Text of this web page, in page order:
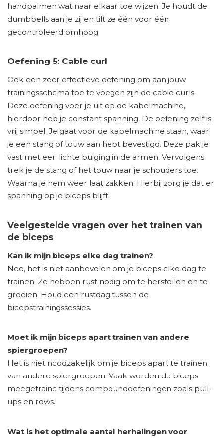
handpalmen wat naar elkaar toe wijzen. Je houdt de
dumbbells aan je zij en tilt ze één voor één
gecontroleerd omhoog.
Oefening 5: Cable curl
Ook een zeer effectieve oefening om aan jouw
trainingsschema toe te voegen zijn de cable curls.
Deze oefening voer je uit op de kabelmachine,
hierdoor heb je constant spanning. De oefening zelf is
vrij simpel. Je gaat voor de kabelmachine staan, waar
je een stang of touw aan hebt bevestigd. Deze pak je
vast met een lichte buiging in de armen. Vervolgens
trek je de stang of het touw naar je schouders toe.
Waarna je hem weer laat zakken. Hierbij zorg je dat er
spanning op je biceps blijft.
Veelgestelde vragen over het trainen van
de biceps
Kan ik mijn biceps elke dag trainen?
Nee, het is niet aanbevolen om je biceps elke dag te
trainen. Ze hebben rust nodig om te herstellen en te
groeien. Houd een rustdag tussen de
bicepstrainingssessies.
Moet ik mijn biceps apart trainen van andere
spiergroepen?
Het is niet noodzakelijk om je biceps apart te trainen
van andere spiergroepen. Vaak worden de biceps
meegetraind tijdens compoundoefeningen zoals pull-
ups en rows.
Wat is het optimale aantal herhalingen voor